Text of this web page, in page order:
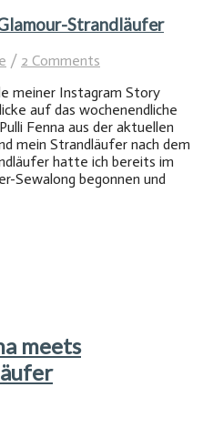
Strandläufer
/ 2 Comments
meiner Instagram Story
auf das wochenendliche
Fenna aus der aktuellen
mein Strandläufer nach dem
hatte ich bereits im
Sewalong begonnen und
meets